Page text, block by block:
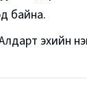
байна.
эхийн